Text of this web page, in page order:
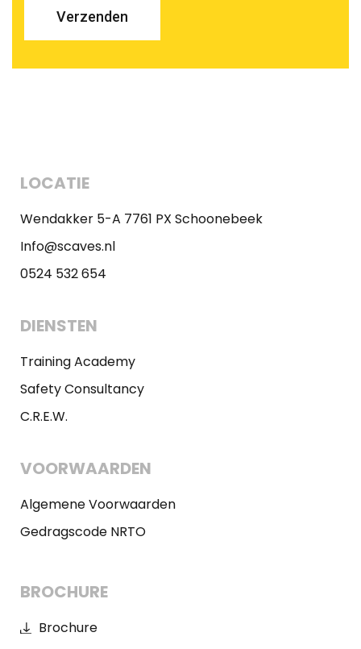
Verzenden
LOCATIE
Wendakker 5-A 7761 PX Schoonebeek
Info@scaves.nl
0524 532 654
DIENSTEN
Training Academy
Safety Consultancy
C.R.E.W.
VOORWAARDEN
Algemene Voorwaarden
Gedragscode NRTO
BROCHURE
Brochure